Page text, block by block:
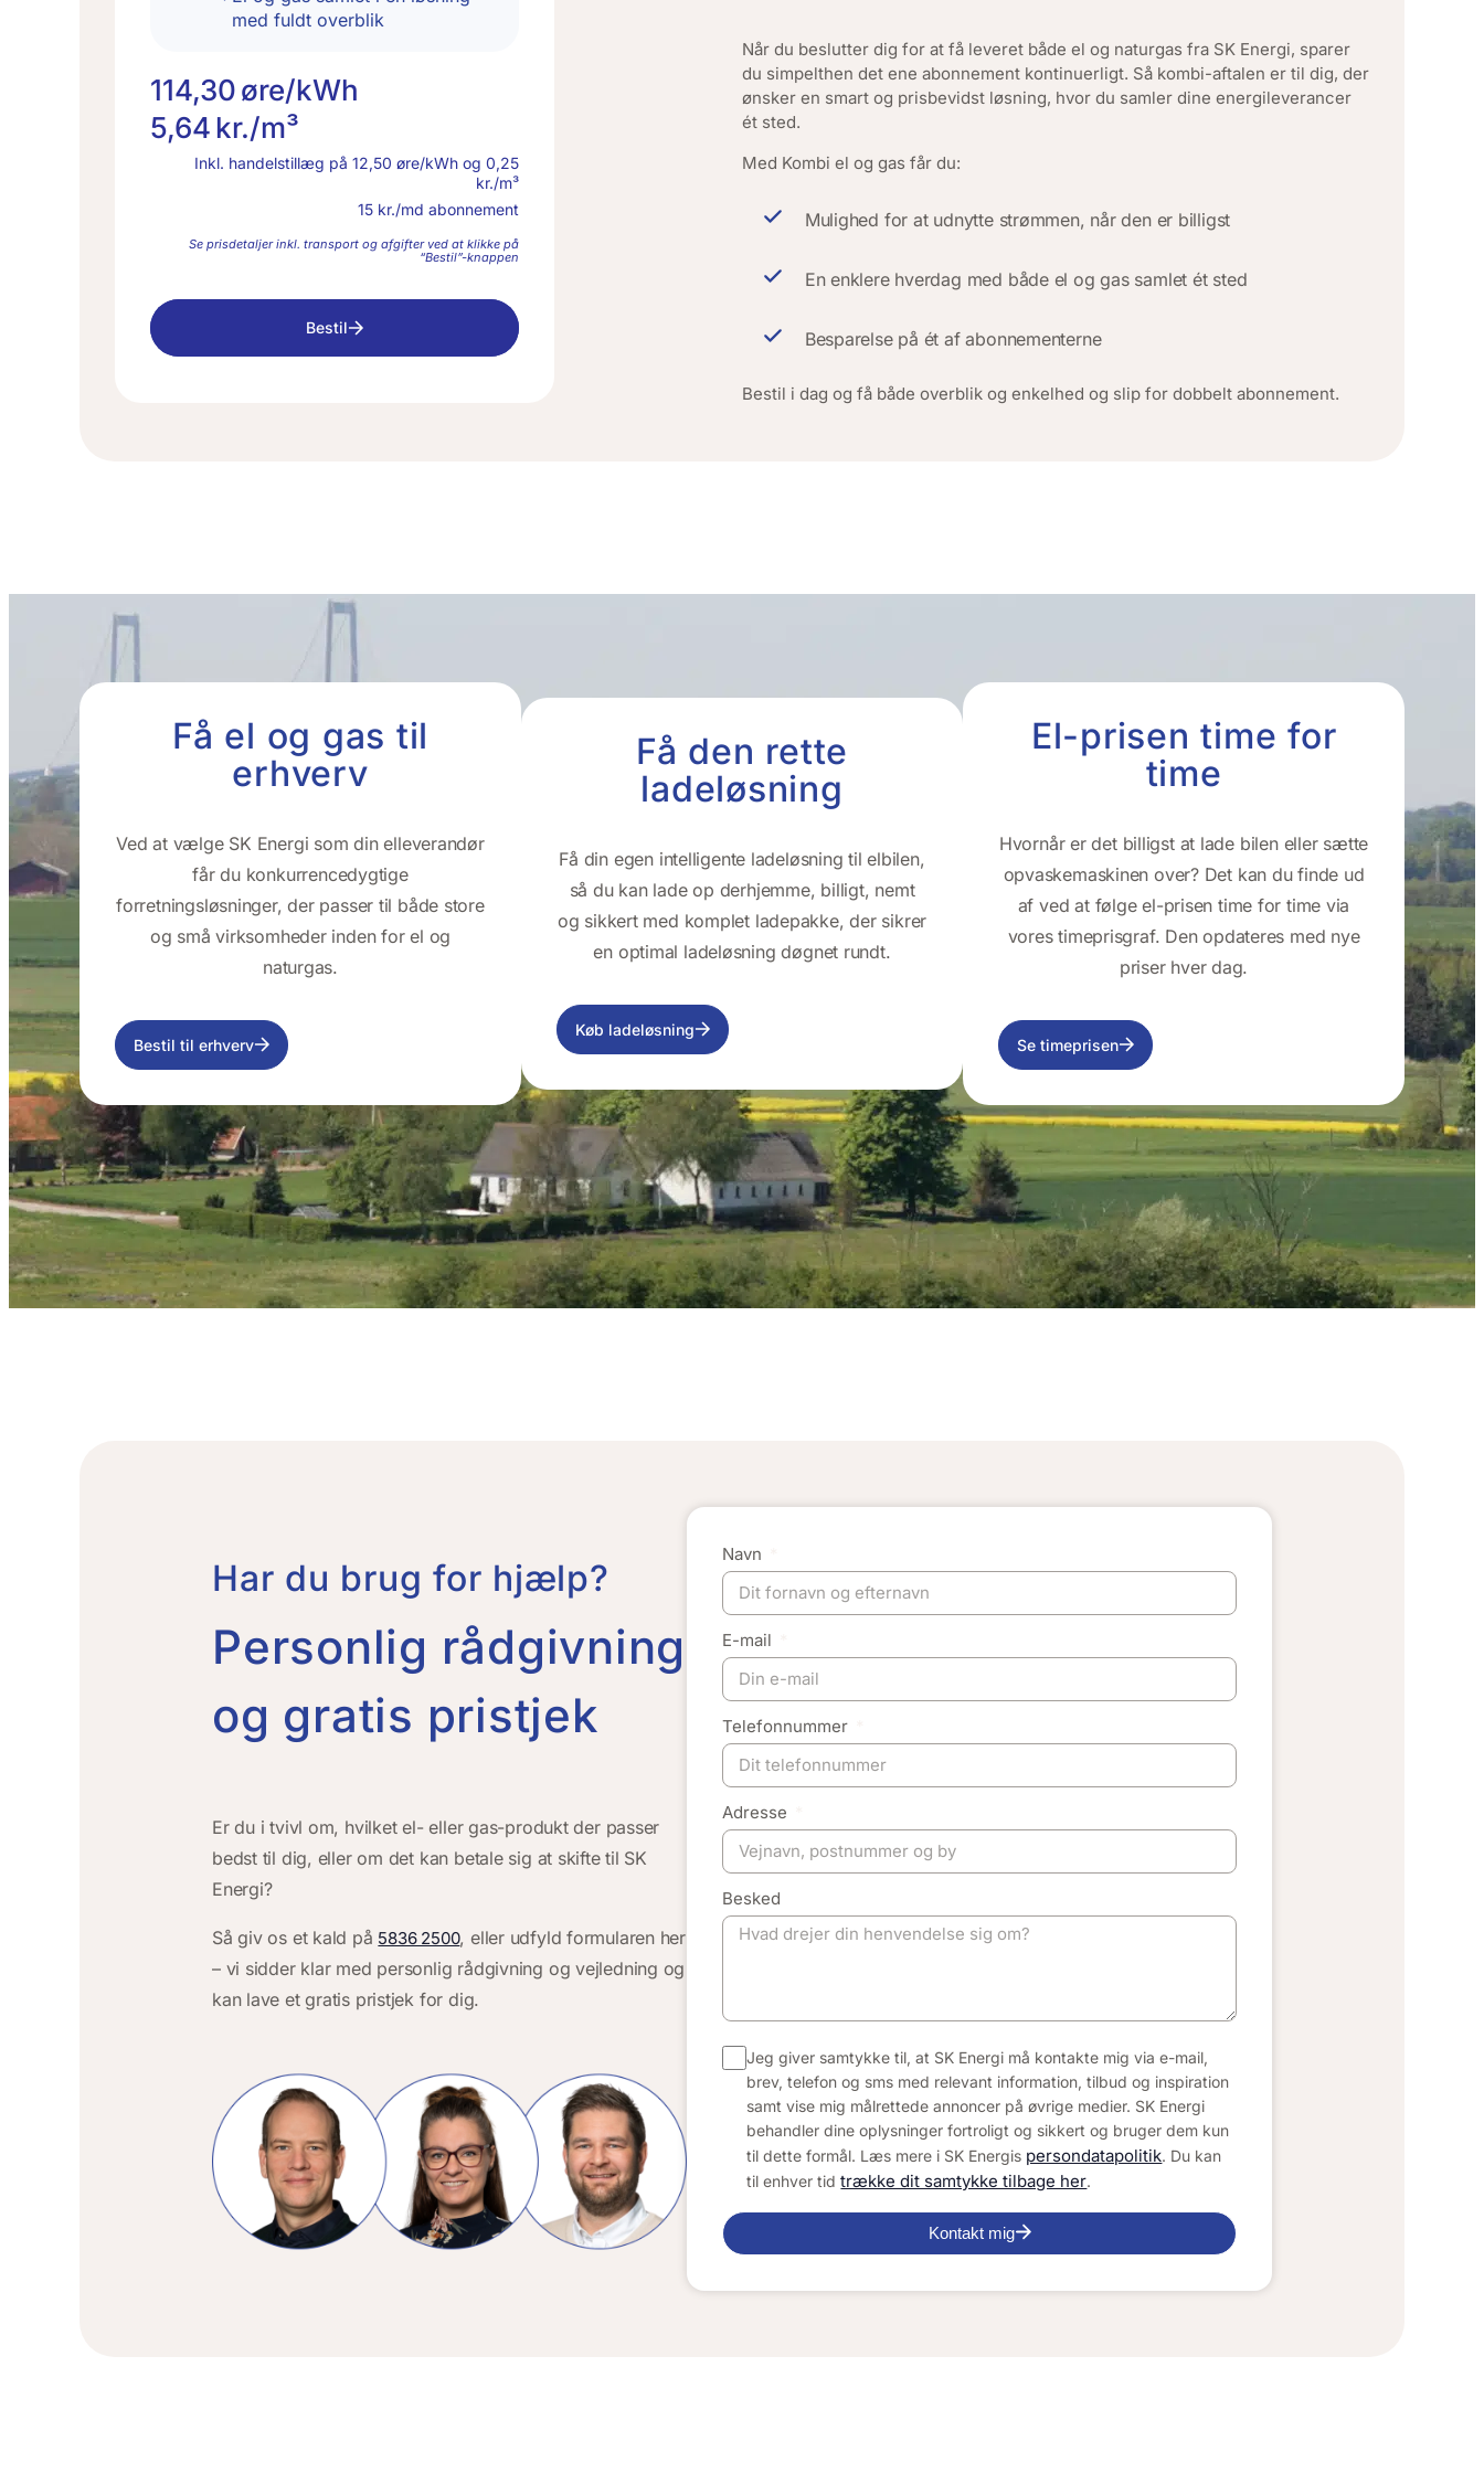
med fuldt overblik
114,30øre/kWh
5,64kr./m³
Inkl. handelstillæg på 12,50 øre/kWh og 0,25
kr./m³
15kr./md abonnement
Se prisdetaljer inkl. transport og afgifter ved at klikke på
“Bestil”-knappen
Bestil
Når du beslutter dig for at få leveret både el og naturgas fra SK Energi, sparer
du simpelthen det ene abonnement kontinuerligt. Så kombi-aftalen er til dig, der
ønsker en smart og prisbevidst løsning, hvor du samler dine energileverancer
ét sted.
Med Kombi el og gas får du:
Mulighed for at udnytte strømmen, når den er billigst
En enklere hverdag med både el og gas samlet ét sted
Besparelse på ét af abonnementerne
Bestil i dag og få både overblik og enkelhed og slip for dobbelt abonnement.
Få el og gas til
erhverv
Ved at vælge SK Energi som din elleverandør
får du konkurrencedygtige
forretningsløsninger, der passer til både store
og små virksomheder inden for el og
naturgas.
Bestil til erhverv
Få den rette
ladeløsning
Få din egen intelligente ladeløsning til elbilen,
så du kan lade op derhjemme, billigt, nemt
og sikkert med komplet ladepakke, der sikrer
en optimal ladeløsning døgnet rundt.
Køb ladeløsning
El-prisen time for
time
Hvornår er det billigst at lade bilen eller sætte
opvaskemaskinen over? Det kan du finde ud
af ved at følge el-prisen time for time via
vores timeprisgraf. Den opdateres med nye
priser hver dag.
Se timeprisen
Har du brug for hjælp?
Personlig rådgivning
og gratis pristjek
Er du i tvivl om, hvilket el- eller gas-produkt der passer
bedst til dig, eller om det kan betale sig at skifte til SK
Energi?
Så giv os et kald på 5836 2500, eller udfyld formularen her
– vi sidder klar med personlig rådgivning og vejledning og
kan lave et gratis pristjek for dig.
Navn
E-mail
Telefonnummer
Adresse
Besked
Jeg giver samtykke til, at SK Energi må kontakte mig via e-mail,
brev, telefon og sms med relevant information, tilbud og inspiration
samt vise mig målrettede annoncer på øvrige medier. SK Energi
behandler dine oplysninger fortroligt og sikkert og bruger dem kun
til dette formål. Læs mere i SK Energis persondatapolitik. Du kan
til enhver tidtrække dit samtykke tilbage her.
Kontakt mig